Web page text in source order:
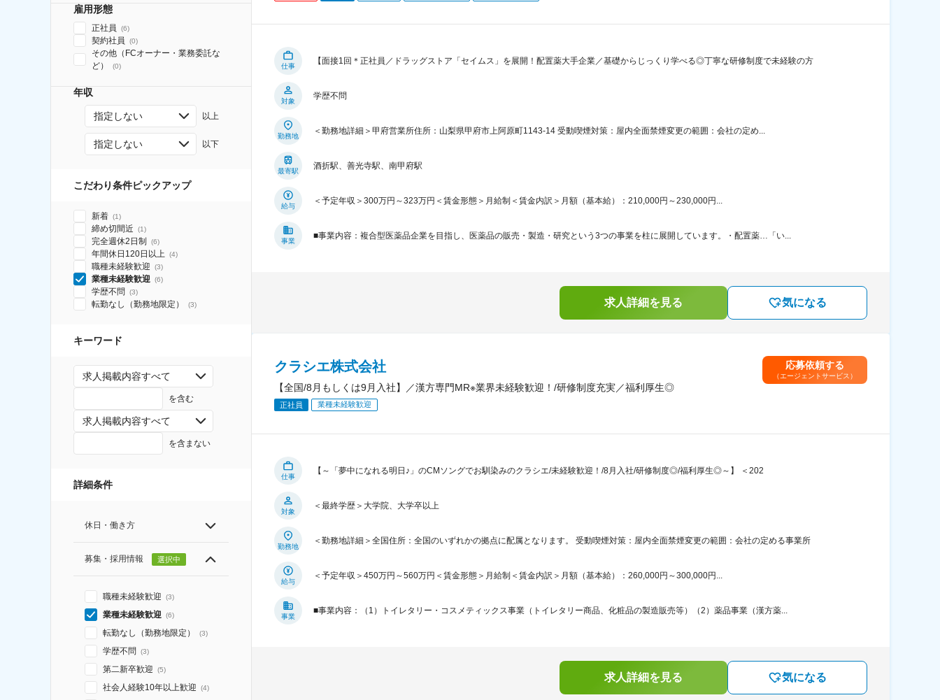
雇用形態
正社員 (6)
契約社員 (0)
その他（FCオーナー・業務委託な
ど）
(0)
年収
指定しない 以上
指定しない 以下
こだわり条件ピックアップ
新着 (1)
締め切間近 (1)
完全週休2日制 (6)
年間休日120日以上 (4)
職種未経験歓迎 (3)
業種未経験歓迎 (6)
学歴不問 (3)
転勤なし（勤務地限定） (3)
キーワード
求人掲載内容すべて
を含む
求人掲載内容すべて
を含まない
詳細条件
休日・働き方
募集・採用情報 選択中
職種未経験歓迎 (3)
業種未経験歓迎 (6)
転勤なし（勤務地限定） (3)
学歴不問 (3)
第二新卒歓迎 (5)
社会人経験10年以上歓迎 (4)
仕事
【面接1回＊正社員／ドラッグストア「セイムス」を展開！配置薬大手企業／基礎からじっくり学べる◎丁寧な研修制度で未経験の方
対象
学歴不問
勤務地
＜勤務地詳細＞甲府営業所住所：山梨県甲府市上阿原町1143-14 受動喫煙対策：屋内全面禁煙変更の範囲：会社の定め...
最寄駅
酒折駅、善光寺駅、南甲府駅
給与
＜予定年収＞300万円～323万円＜賃金形態＞月給制＜賃金内訳＞月額（基本給）：210,000円～230,000円...
事業
■事業内容：複合型医薬品企業を目指し、医薬品の販売・製造・研究という3つの事業を柱に展開しています。・配置薬…「い...
求人詳細を見る 気になる
クラシエ株式会社
【全国/8月もしくは9月入社】／漢方専門MR※業界未経験歓迎！/研修制度充実／福利厚生◎
正社員 業種未経験歓迎
応募依頼する
（エージェントサービス）
仕事
【～「夢中になれる明日♪」のCMソングでお馴染みのクラシエ/未経験歓迎！/8月入社/研修制度◎/福利厚生◎～】 ＜202
対象
＜最終学歴＞大学院、大学卒以上
勤務地
＜勤務地詳細＞全国住所：全国のいずれかの拠点に配属となります。 受動喫煙対策：屋内全面禁煙変更の範囲：会社の定める事業所
給与
＜予定年収＞450万円～560万円＜賃金形態＞月給制＜賃金内訳＞月額（基本給）：260,000円～300,000円...
事業
■事業内容：（1）トイレタリー・コスメティックス事業（トイレタリー商品、化粧品の製造販売等）（2）薬品事業（漢方薬...
求人詳細を見る 気になる